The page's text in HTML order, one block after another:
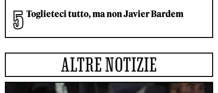
Toglieteci tutto, ma non Javier Bardem
ALTRE NOTIZIE